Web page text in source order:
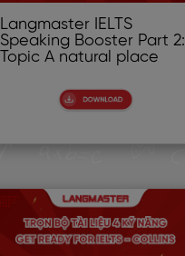
Langmaster IELTS
Speaking Booster Part 2:
Topic A natural place